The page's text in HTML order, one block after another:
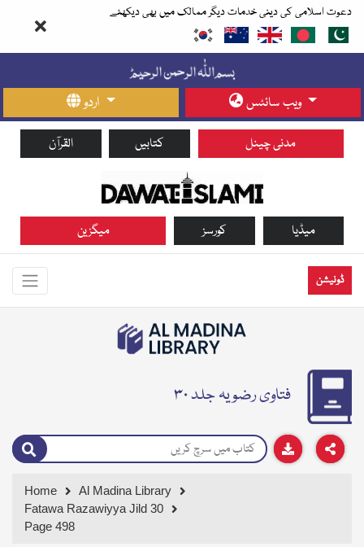
دعوت اسلامی کی دینی خدمات دیگر ممالک میں بھی دیکھئے
اردو ویب سائٹس
القرآن کتابیں مدنی چینل
میگزین کورسز میڈیا
ڈونیشن
فتاوی رضویہ جلد ۳۰
Home
Al Madina Library
Fatawa Razawiyya Jild 30
Page 498